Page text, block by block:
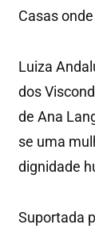
Casas
Luiza
dos
de Ana
se uma
dignidade
Suportada